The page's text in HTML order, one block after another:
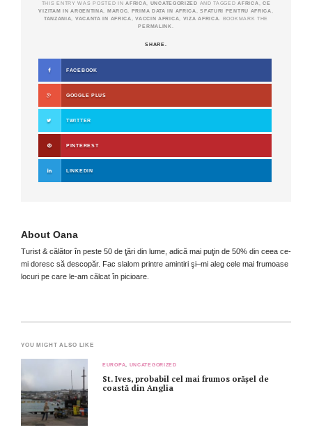
THIS ENTRY WAS POSTED INAFRICA, UNCATEGORIZED AND TAGGEDAFRICA, CE
VIZITAM IN ARGENTINA, MAROC, PRIMA DATA IN AFRICA,SFATURI PENTRU AFRICA,
TANZANIA, VACANTA IN AFRICA,VACCIN AFRICA, VIZA AFRICA. BOOKMARK THE
PERMALINK.
SHARE.
FACEBOOK
GOOGLE PLUS
TWITTER
PINTEREST
LINKEDIN
About Oana
Turist & călător în peste 50 de ţări din lume, adică mai puţin de 50% din ceea ce-
mi doresc să descopăr. Fac slalom printre amintiri şi–mi aleg cele mai frumoase
locuri pe care le-am călcat în picioare.
YOU MIGHT ALSO LIKE
EUROPA, UNCATEGORIZED
St. Ives, probabil cel mai frumos orășel de
coastă din Anglia